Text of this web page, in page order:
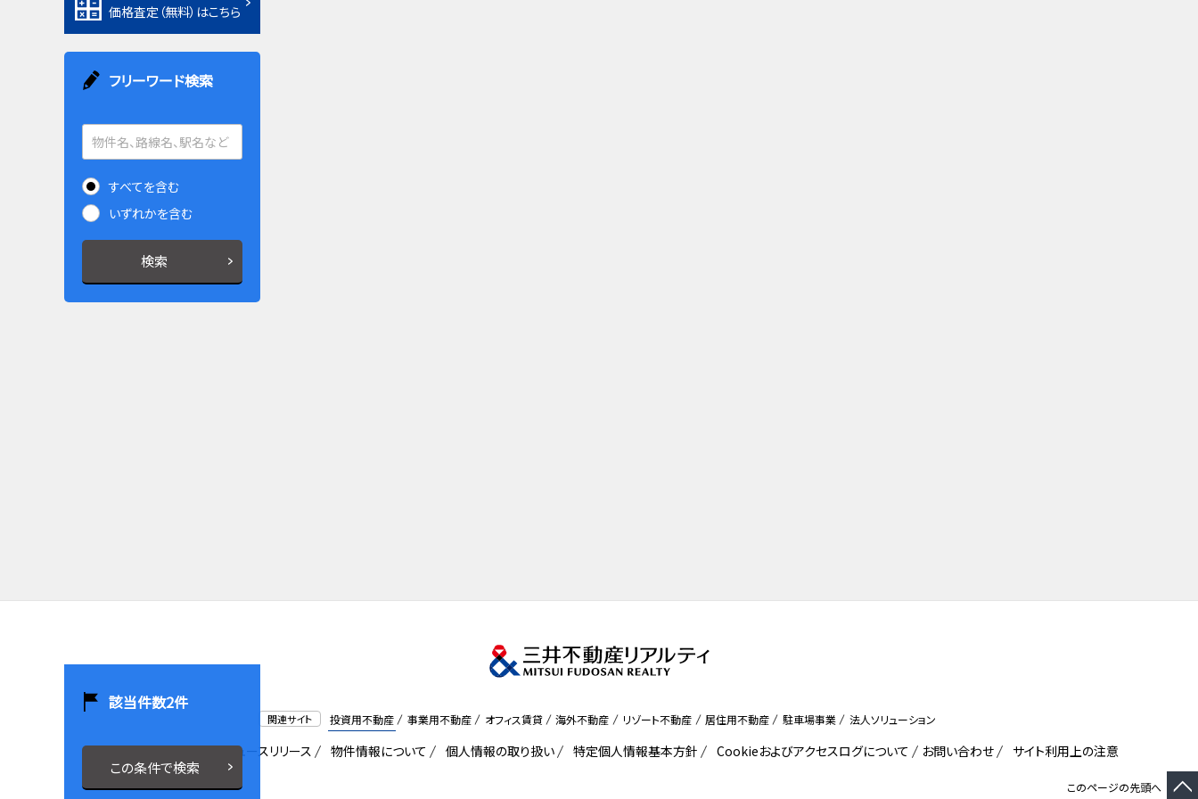
該当件数2件
この条件で検索
価格査定（無料）はこちら
フリーワード検索
すべてを含む
いずれかを含む
検索
このページの先頭へ
関連サイト 投資用不動産 事業用不動産 オフィス賃貸 海外不動産 リゾート不動産 居住用不動産 駐車場事業 法人ソリューション
会社概要 採用情報 ニュースリリース 物件情報について 個人情報の取り扱い 特定個人情報基本方針 Cookieおよびアクセスログについて お問い合わせ サイト利用上の注意